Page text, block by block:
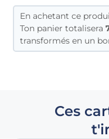
En achetant ce
Ton panier totalisera
transformés en un
Ces